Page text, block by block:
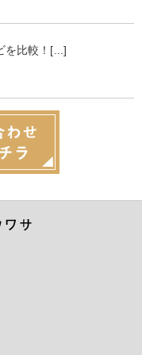
を比較！[...]